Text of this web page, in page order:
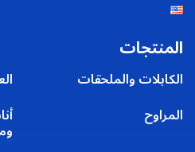
المنتجات
الكابلات والملحقات
المراوح